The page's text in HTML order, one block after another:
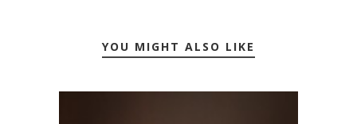
YOU MIGHT ALSO LIKE